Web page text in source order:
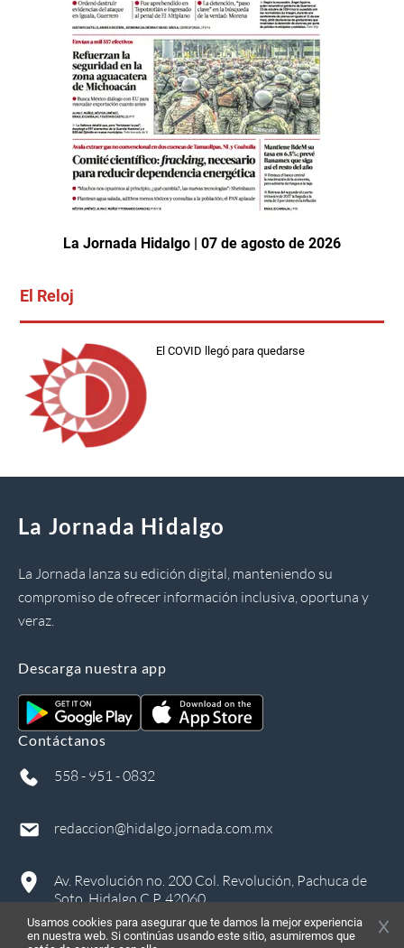
La Jornada Hidalgo | 07 de agosto de 2026
El Reloj
El COVID llegó para quedarse
La Jornada Hidalgo
La Jornada lanza su edición digital, manteniendo su
compromiso de ofrecer información inclusiva, oportuna y
veraz.
Descarga nuestra app
Contáctanos
558 - 951 - 0832
redaccion@hidalgo.jornada.com.mx
Av. Revolución no. 200 Col. Revolución, Pachuca de
Soto, Hidalgo C.P. 42060
Usamos cookies para asegurar que te damos la mejor experiencia
en nuestra web. Si continúas usando este sitio, asumiremos que